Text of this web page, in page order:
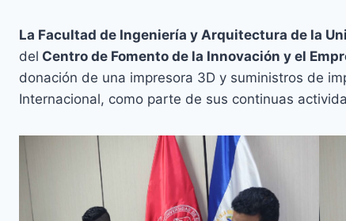
La Facultad de Ingeniería y Arquitectura de la
del Centro de Fomento de la Innovación y el
donación de una impresora 3D y suministros de
Internacional, como parte de sus continuas